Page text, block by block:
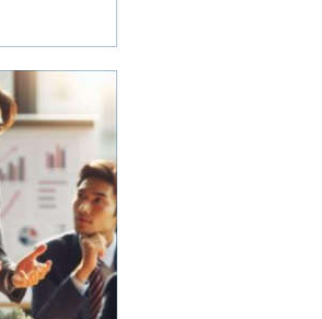
og
sig
seriøst. Når
med